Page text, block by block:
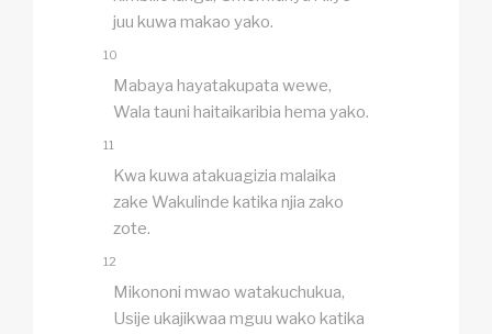
juu kuwa makao yako.
10
Mabaya hayatakupata wewe,
Wala tauni haitaikaribia hema yako.
11
Kwa kuwa atakuagizia malaika
zake Wakulinde katika njia zako
zote.
12
Mikononi mwao watakuchukua,
Usije ukajikwaa mguu wako katika